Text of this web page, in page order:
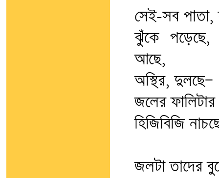
সেই-সব
ঝুঁকে পড়েছে,
আছে,
অস্থির, দুলছে—
জলের
হিজিবিজি
জলটা তাদের